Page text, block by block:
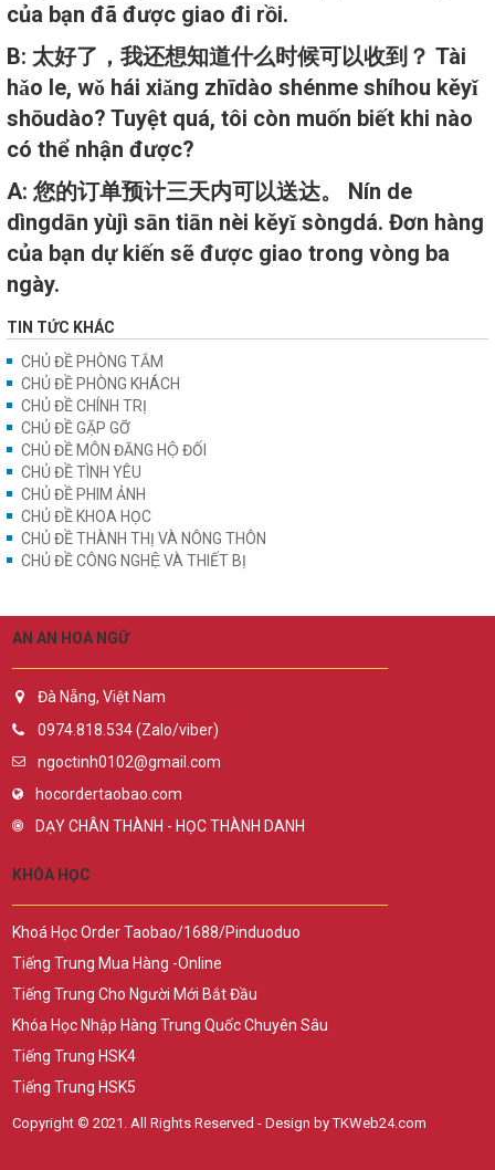
của bạn đã được giao đi rồi.
B: 太好了，我还想知道什么时候可以收到？ Tài
hǎo le, wǒ hái xiǎng zhīdào shénme shíhou kěyǐ
shōudào? Tuyệt quá, tôi còn muốn biết khi nào
có thể nhận được?
A: 您的订单预计三天内可以送达。 Nín de
dìngdān yùjì sān tiān nèi kěyǐ sòngdá. Đơn hàng
của bạn dự kiến sẽ được giao trong vòng ba
ngày.
TIN TỨC KHÁC
CHỦ ĐỀ PHÒNG TẮM
CHỦ ĐỀ PHÒNG KHÁCH
CHỦ ĐỀ CHÍNH TRỊ
CHỦ ĐỀ GẶP GỠ
CHỦ ĐỀ MÔN ĐĂNG HỘ ĐỐI
CHỦ ĐỀ TÌNH YÊU
CHỦ ĐỀ PHIM ẢNH
CHỦ ĐỀ KHOA HỌC
CHỦ ĐỀ THÀNH THỊ VÀ NÔNG THÔN
CHỦ ĐỀ CÔNG NGHỆ VÀ THIẾT BỊ
AN AN HOA NGỮ
Đà Nẵng, Việt Nam
0974.818.534 (Zalo/viber)
ngoctinh0102@gmail.com
hocordertaobao.com
DẠY CHÂN THÀNH - HỌC THÀNH DANH
KHÓA HỌC
Khoá Học Order Taobao/1688/Pinduoduo
Tiếng Trung Mua Hàng -Online
Tiếng Trung Cho Người Mới Bắt Đầu
Khóa Học Nhập Hàng Trung Quốc Chuyên Sâu
Tiếng Trung HSK4
Tiếng Trung HSK5
Copyright © 2021. All Rights Reserved - Design by TKWeb24.com